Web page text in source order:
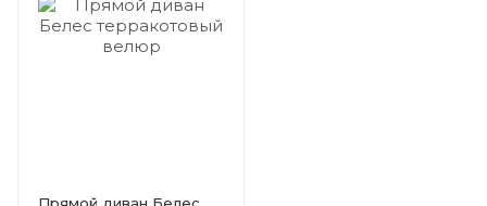
Прямой диван Белес